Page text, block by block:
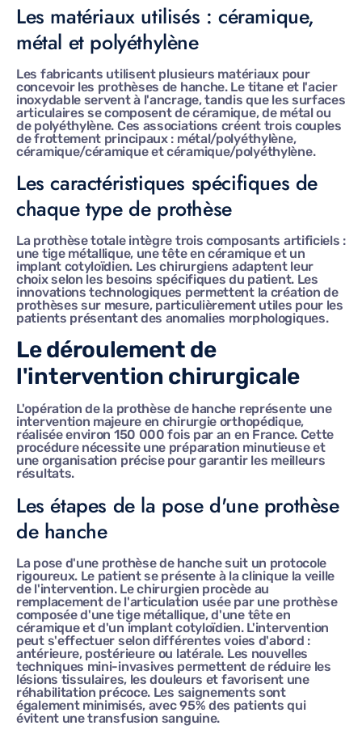
Les matériaux utilisés : céramique,
métal et polyéthylène
Les fabricants utilisent plusieurs matériaux pour
concevoir les prothèses de hanche. Le titane et l'acier
inoxydable servent à l'ancrage, tandis que les surfaces
articulaires se composent de céramique, de métal ou
de polyéthylène. Ces associations créent trois couples
de frottement principaux : métal/polyéthylène,
céramique/céramique et céramique/polyéthylène.
Les caractéristiques spécifiques de
chaque type de prothèse
La prothèse totale intègre trois composants artificiels :
une tige métallique, une tête en céramique et un
implant cotyloïdien. Les chirurgiens adaptent leur
choix selon les besoins spécifiques du patient. Les
innovations technologiques permettent la création de
prothèses sur mesure, particulièrement utiles pour les
patients présentant des anomalies morphologiques.
Le déroulement de
l'intervention chirurgicale
L'opération de la prothèse de hanche représente une
intervention majeure en chirurgie orthopédique,
réalisée environ 150 000 fois par an en France. Cette
procédure nécessite une préparation minutieuse et
une organisation précise pour garantir les meilleurs
résultats.
Les étapes de la pose d'une prothèse
de hanche
La pose d'une prothèse de hanche suit un protocole
rigoureux. Le patient se présente à la clinique la veille
de l'intervention. Le chirurgien procède au
remplacement de l'articulation usée par une prothèse
composée d'une tige métallique, d'une tête en
céramique et d'un implant cotyloïdien. L'intervention
peut s'effectuer selon différentes voies d'abord :
antérieure, postérieure ou latérale. Les nouvelles
techniques mini-invasives permettent de réduire les
lésions tissulaires, les douleurs et favorisent une
réhabilitation précoce. Les saignements sont
également minimisés, avec 95% des patients qui
évitent une transfusion sanguine.